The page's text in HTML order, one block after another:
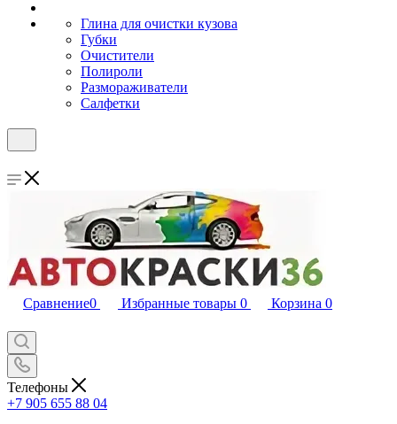
Глина для очистки кузова
Губки
Очистители
Полироли
Размораживатели
Салфетки
Сравнение0 Избранные товары 0 Корзина 0
Телефоны
+7 905 655 88 04